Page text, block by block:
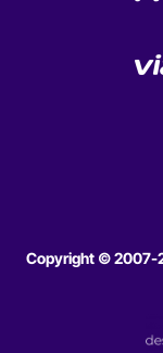
Copyright © 2007-